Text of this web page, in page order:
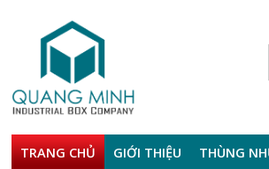
TRANG CHỦ GIỚI THIỆU THÙNG